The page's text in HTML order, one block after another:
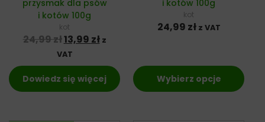
przysmak dla psów
i kotów 100g
kot
24,99złPierwotna cena wynosiła: 24,99 zł.
13,99 złAktualna cena wynosi: 13,99 zł.
z
VAT
Dowiedz się więcej
i kotów 100g
kot
24,99 zł z VAT
Wybierz opcje